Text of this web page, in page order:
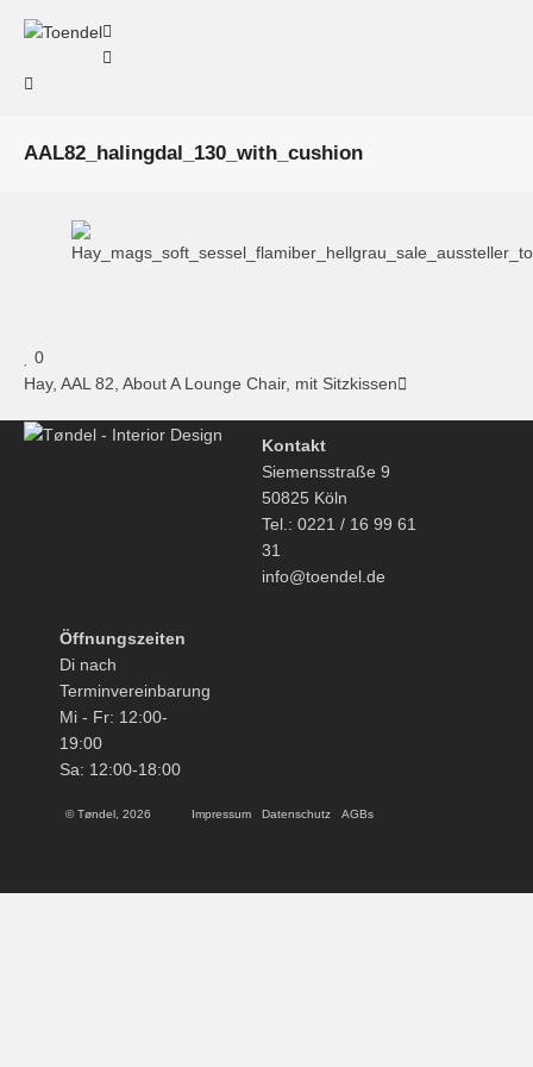
AAL82_halingdal_130_with_cushion
0
Hay, AAL 82, About A Lounge Chair, mit Sitzkissen
Kontakt
Siemensstraße 9
50825 Köln
Tel.: 0221 / 16 99 61
31
info@toendel.de
Öffnungszeiten
Di nach
Terminvereinbarung
Mi - Fr: 12:00-
19:00
Sa: 12:00-18:00
© Tøndel, 2026 Impressum Datenschutz AGBs